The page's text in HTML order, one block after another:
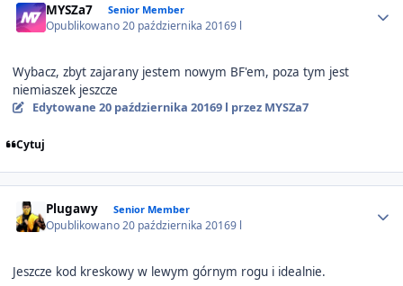
MYSZa7 Senior Member
Opublikowano20 października 20169 l
Wybacz, zbyt zajarany jestem nowym BF'em, poza tym jest
niemiaszek jeszcze
Edytowane 20 października 20169 l przez MYSZa7
Cytuj
Plugawy Senior Member
Opublikowano20 października 20169 l
Jeszcze kod kreskowy w lewym górnym rogu i idealnie.